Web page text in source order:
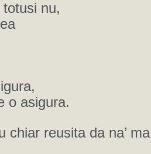
nu,
o asigura.
chiar reusita da na’